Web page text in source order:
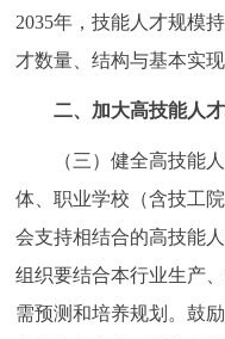
2035年，技能人才规模
才数量、结构与基本实
二、加大高技能人才
（三）健全高技能人
体、职业学校（含技工
会支持相结合的高技能
组织要结合本行业生产
需预测和培养规划。鼓